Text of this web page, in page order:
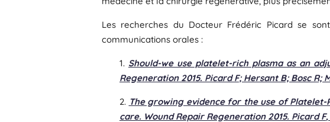
Les recherches du Docteur Frédéric Picard se
communications orales :
1. Should-we use platelet-rich plasma as an
Regeneration 2015. Picard F; Hersant B; Bosc R;
2. The growing evidence for the use of
care. Wound Repair Regeneration 2015. Picard F